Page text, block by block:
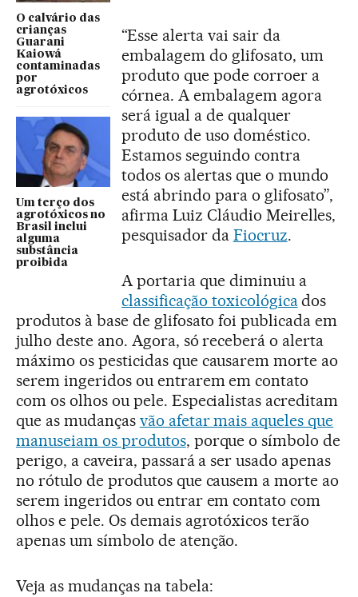
O calvário das
crianças
Guarani
Kaiowá
contaminadas
por
agrotóxicos
Um terço dos
agrotóxicos no
Brasil inclui
alguma
substância
proibida
“Esse alerta vai sair da
embalagem do glifosato, um
produto que pode corroer a
córnea. A embalagem agora
será igual a de qualquer
produto de uso doméstico.
Estamos seguindo contra
todos os alertas que o mundo
está abrindo para o glifosato”,
afirma Luiz Cláudio Meirelles,
pesquisador da Fiocruz.
A portaria que diminuiu a
classificação toxicológicados
produtos à base de glifosato foi publicada em
julho deste ano. Agora, só receberá o alerta
máximo os pesticidas que causarem morte ao
serem ingeridos ou entrarem em contato
com os olhos ou pele. Especialistas acreditam
que as mudanças vão afetar mais aqueles que
manuseiam os produtos, porque o símbolo de
perigo, a caveira, passará a ser usado apenas
no rótulo de produtos que causem a morte ao
serem ingeridos ou entrar em contato com
olhos e pele. Os demais agrotóxicos terão
apenas um símbolo de atenção.
Veja as mudanças na tabela: